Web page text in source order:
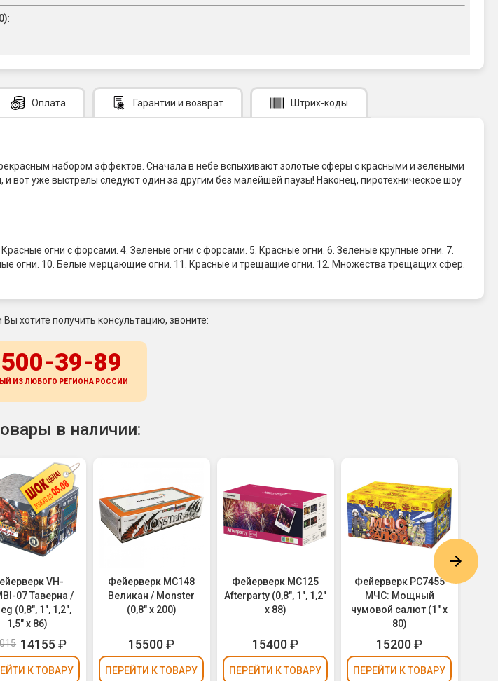
:
Оплата Гарантии и возврат Штрих-коды
набором эффектов. Сначала в небе вспыхивают золотые сферы с красными и зелеными
вот уже выстрелы следуют один за другим без малейшей паузы! Наконец, пиротехническое шоу
огни с форсами. 4. Зеленые огни с форсами. 5. Красные огни. 6. Зеленые крупные огни. 7.
огни. 10. Белые мерцающие огни. 11. Красные и трещащие огни. 12. Множества трещащих сфер.
хотите получить консультацию, звоните:
39-89
ИЗ ЛЮБОГО РЕГИОНА РОССИИ
в наличии:
VH-
07 Таверна /
(0,8", 1", 1,2",
1,5" х 86)
14155 ₽
К ТОВАРУ
Фейерверк MC148
Великан / Monster
(0,8" х 200)
15500₽
ПЕРЕЙТИ К ТОВАРУ
Фейерверк MC125
Afterparty (0,8", 1", 1,2"
х 88)
15400₽
ПЕРЕЙТИ К ТОВАРУ
Фейерверк РС7455
МЧС: Мощный
чумовой салют (1" х
80)
15200₽
ПЕРЕЙТИ К ТОВАРУ